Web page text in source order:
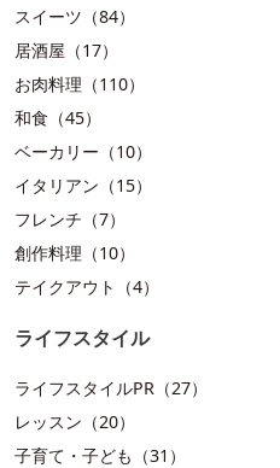
スイーツ（84）
居酒屋（17）
お肉料理（110）
和食（45）
ベーカリー（10）
イタリアン（15）
フレンチ（7）
創作料理（10）
テイクアウト（4）
ライフスタイル
ライフスタイルPR（27）
レッスン（20）
子育て・子ども（31）